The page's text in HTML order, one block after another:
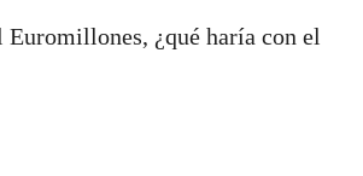
Euromillones, ¿qué haría con el